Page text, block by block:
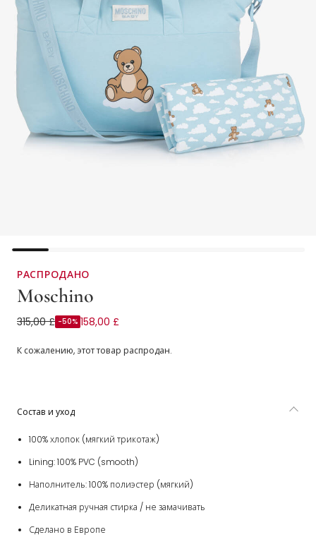
РАСПРОДАНО
Moschino
Pale Blue Cotton Jersey Teddy Bear Changing Bag
315,00 £ -50% 158,00 £
К сожалению, этот товар распродан.
Состав и уход
100% хлопок (мягкий трикотаж)
Lining: 100% PVC (smooth)
Наполнитель: 100% полиэстер (мягкий)
Деликатная ручная стирка / не замачивать
Сделано в Европе